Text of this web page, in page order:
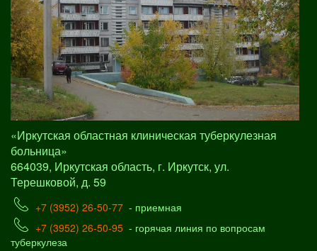
«Иркутская областная клиническая туберкулезная
больница»
664039, Иркутская область, г. Иркутск, ул.
Терешковой, д. 59
+7 (3952) 26-50-77 - приемная
+7 (3952) 26-50-95 - горячая линия по вопросам
туберкулеза